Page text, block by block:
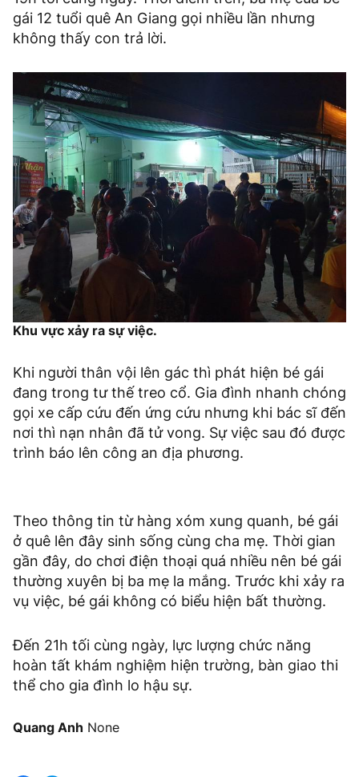
gái 12 tuổi quê An Giang gọi nhiều lần nhưng
không thấy con trả lời.
Khu vực xảy ra sự việc.
Khi người thân vội lên gác thì phát hiện bé gái
đang trong tư thế treo cổ. Gia đình nhanh chóng
gọi xe cấp cứu đến ứng cứu nhưng khi bác sĩ đến
nơi thì nạn nhân đã tử vong. Sự việc sau đó được
trình báo lên công an địa phương.
Theo thông tin từ hàng xóm xung quanh, bé gái
ở quê lên đây sinh sống cùng cha mẹ. Thời gian
gần đây, do chơi điện thoại quá nhiều nên bé gái
thường xuyên bị ba mẹ la mắng. Trước khi xảy ra
vụ việc, bé gái không có biểu hiện bất thường.
Đến 21h tối cùng ngày, lực lượng chức năng
hoàn tất khám nghiệm hiện trường, bàn giao thi
thể cho gia đình lo hậu sự.
Quang Anh None